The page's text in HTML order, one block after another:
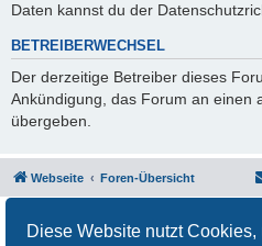
Diese Website nutzt Cookies,
Daten kannst du der
BETREIBERWECHSEL
Der derzeitige Betreiber dieses
Ankündigung, das Forum an einen
übergeben.
Webseite Foren-Übersicht
Deutsche